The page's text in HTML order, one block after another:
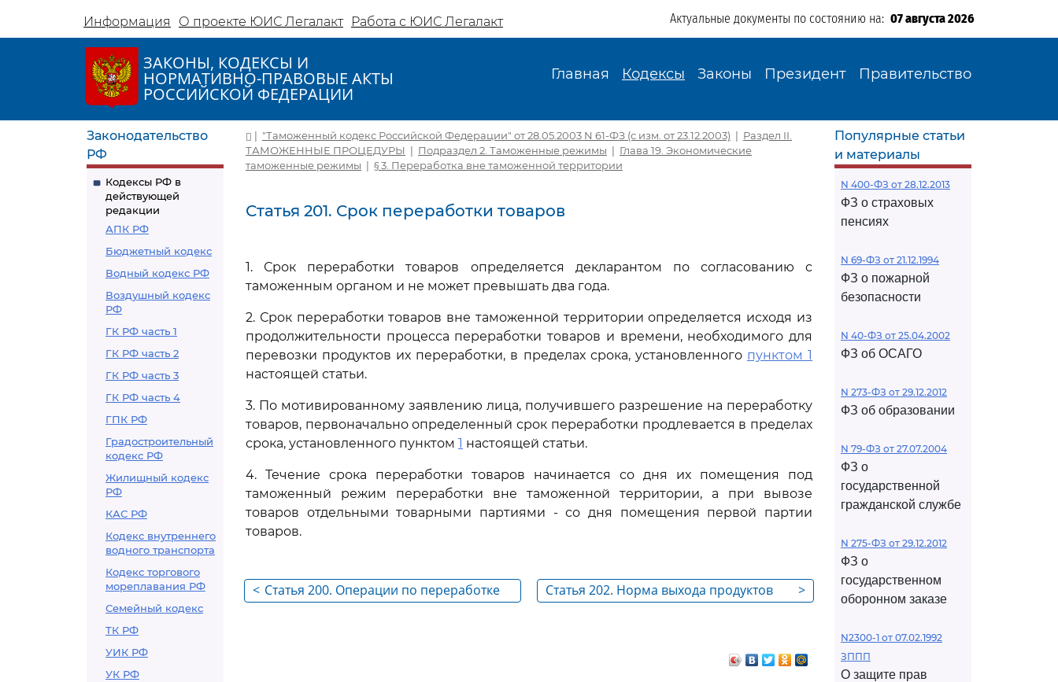
Информация О проекте ЮИС Легалакт Работа с ЮИС Легалакт Актуальные документы по состоянию на: 07 августа 2026
ЗАКОНЫ, КОДЕКСЫ И
НОРМАТИВНО-ПРАВОВЫЕ АКТЫ
РОССИЙСКОЙ ФЕДЕРАЦИИ
Главная Кодексы Законы Президент Правительство
Законодательство
РФ
Кодексы РФ в
действующей
редакции
АПК РФ
Бюджетный кодекс
Водный кодекс РФ
Воздушный кодекс
РФ
ГК РФ часть 1
ГК РФ часть 2
ГК РФ часть 3
ГК РФ часть 4
ГПК РФ
Градостроительный
кодекс РФ
Жилищный кодекс
РФ
КАС РФ
Кодекс внутреннего
водного транспорта
Кодекс торгового
мореплавания РФ
Семейный кодекс
ТК РФ
УИК РФ
УК РФ
| "Таможенный кодекс Российской Федерации" от 28.05.2003 N 61-ФЗ (с изм. от 23.12.2003) | Раздел II.
ТАМОЖЕННЫЕ ПРОЦЕДУРЫ | Подраздел 2. Таможенные режимы | Глава 19. Экономические
таможенные режимы | § 3. Переработка вне таможенной территории
Статья 201. Срок переработки товаров
1. Срок переработки товаров определяется декларантом по согласованию с
таможенным органом и не может превышать два года.
2. Срок переработки товаров вне таможенной территории определяется исходя из
продолжительности процесса переработки товаров и времени, необходимого для
перевозки продуктов их переработки, в пределах срока, установленного пунктом 1
настоящей статьи.
3. По мотивированному заявлению лица, получившего разрешение на переработку
товаров, первоначально определенный срок переработки продлевается в пределах
срока, установленного пунктом 1 настоящей статьи.
4. Течение срока переработки товаров начинается со дня их помещения под
таможенный режим переработки вне таможенной территории, а при вывозе
товаров отдельными товарными партиями - со дня помещения первой партии
товаров.
< Статья 200. Операции по переработке
>
Статья 202. Норма выхода продуктов
Популярные статьи
и материалы
N 400-ФЗ от 28.12.2013
ФЗ о страховых
пенсиях
N 69-ФЗ от 21.12.1994
ФЗ о пожарной
безопасности
N 40-ФЗ от 25.04.2002
ФЗ об ОСАГО
N 273-ФЗ от 29.12.2012
ФЗ об образовании
N 79-ФЗ от 27.07.2004
ФЗ о
государственной
гражданской службе
N 275-ФЗ от 29.12.2012
ФЗ о
государственном
оборонном заказе
N2300-1 от 07.02.1992
ЗППП
О защите прав